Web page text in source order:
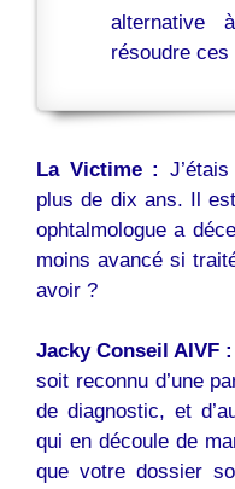
alternative
résoudre
La Victime :
plus de dix ans. Il
ophtalmologue a
moins avancé si
avoir ?
Jacky Conseil AIVF :
soit reconnu d’une
de diagnostic, et
qui en découle de
que votre dossier